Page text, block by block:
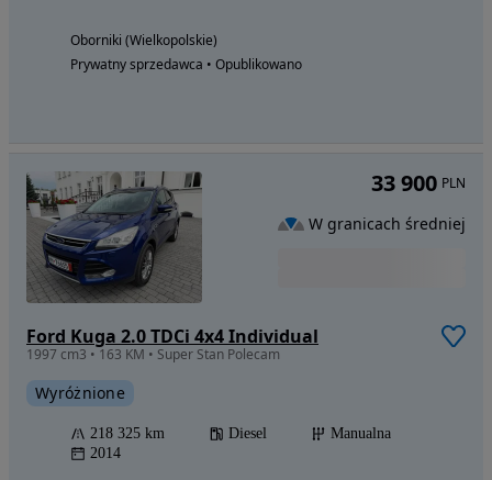
Oborniki (Wielkopolskie)
Prywatny sprzedawca • Opublikowano
Ford Kuga 2.0 TDCi 4x4 Individual
1997 cm3 • 163 KM • Super Stan Polecam
Wyróżnione
218 325 km Diesel
Manualna
2014
33 900 PLN
W granicach średniej